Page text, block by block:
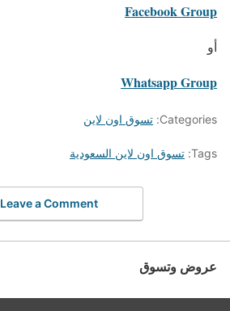
Facebook Group
أو
Whatsapp Group
Categories: تسوق اون لاين
Tags: تسوق اون لاين السعودية
Leave a Comment
عروض وتسوق